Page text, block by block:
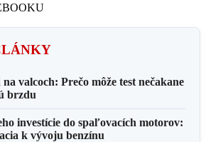
valcoch: Prečo môže test nečakane
brzdu
investície do spaľovacích motorov:
k vývoju benzínu